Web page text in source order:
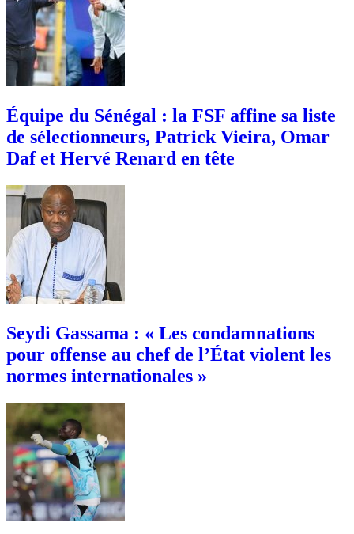
Équipe du Sénégal : la FSF affine sa liste
de sélectionneurs, Patrick Vieira, Omar
Daf et Hervé Renard en tête
Seydi Gassama : « Les condamnations
pour offense au chef de l’État violent les
normes internationales »